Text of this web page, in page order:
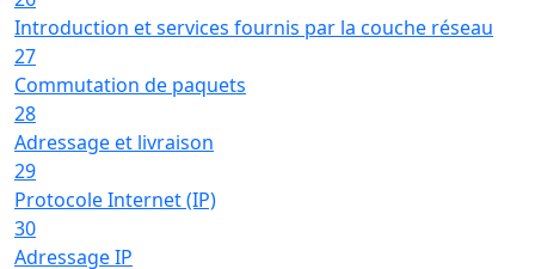
Introduction et services fournis par la couche réseau
27
Commutation de paquets
28
Adressage et livraison
29
Protocole Internet (IP)
30
Adressage IP